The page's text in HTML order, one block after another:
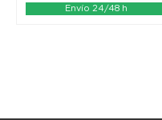
Envío 24/48 h